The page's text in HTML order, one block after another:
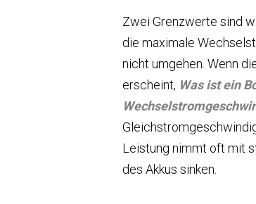
Zwei Grenzwerte sind
die maximale
nicht umgehen. Wenn
erscheint, Was ist ein
Leistung nimmt oft mit
des Akkus sinken.